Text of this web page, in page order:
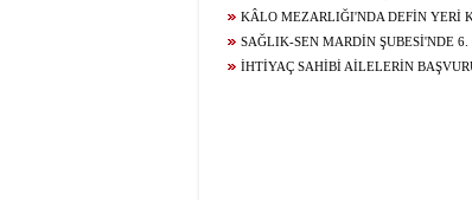
GELECEĞİ İÇİN ÇALIŞIYOR...
KÂLO MEZARLIĞI'NDA DEFİN YERİ
SAĞLIK-SEN MARDİN ŞUBESİ'NDE
KURUL HEYECANI YAŞANIYOR!
İHTİYAÇ SAHİBİ AİLELERİN